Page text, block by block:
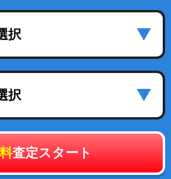
択
択
査定スタート